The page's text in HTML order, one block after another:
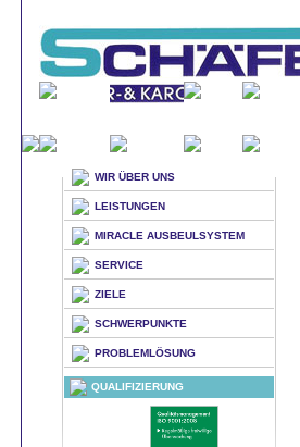
WIR ÜBER UNS
LEISTUNGEN
MIRACLE AUSBEULSYSTEM
SERVICE
ZIELE
SCHWERPUNKTE
PROBLEMLÖSUNG
QUALIFIZIERUNG